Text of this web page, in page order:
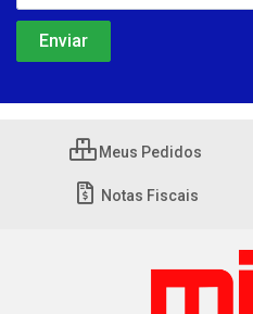
Meus Pedidos
Notas Fiscais